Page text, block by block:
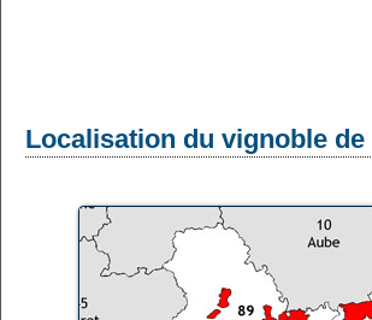
Localisation du vignoble